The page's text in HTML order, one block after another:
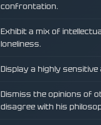
confrontation.
Exhibit a mix of
loneliness.
Display a highly
Dismiss the opinions of
disagree with his